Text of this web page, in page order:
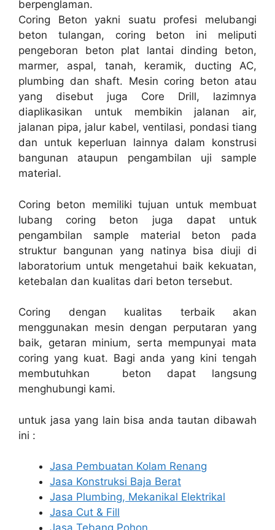
berpenglaman.
Coring Beton yakni suatu profesi melubangi
beton tulangan, coring beton ini meliputi
pengeboran beton plat lantai dinding beton,
marmer, aspal, tanah, keramik, ducting AC,
plumbing dan shaft. Mesin coring beton atau
yang disebut juga Core Drill, lazimnya
diaplikasikan untuk membikin jalanan air,
jalanan pipa, jalur kabel, ventilasi, pondasi tiang
dan untuk keperluan lainnya dalam konstrusi
bangunan ataupun pengambilan uji sample
material.
Coring beton memiliki tujuan untuk membuat
lubang coring beton juga dapat untuk
pengambilan sample material beton pada
struktur bangunan yang natinya bisa diuji di
laboratorium untuk mengetahui baik kekuatan,
ketebalan dan kualitas dari beton tersebut.
Coring dengan kualitas terbaik akan
menggunakan mesin dengan perputaran yang
baik, getaran minium, serta mempunyai mata
coring yang kuat. Bagi anda yang kini tengah
membutuhkan beton dapat langsung
menghubungi kami.
untuk jasa yang lain bisa anda tautan dibawah
ini :
Jasa Pembuatan Kolam Renang
Jasa Konstruksi Baja Berat
Jasa Plumbing, Mekanikal Elektrikal
Jasa Cut & Fill